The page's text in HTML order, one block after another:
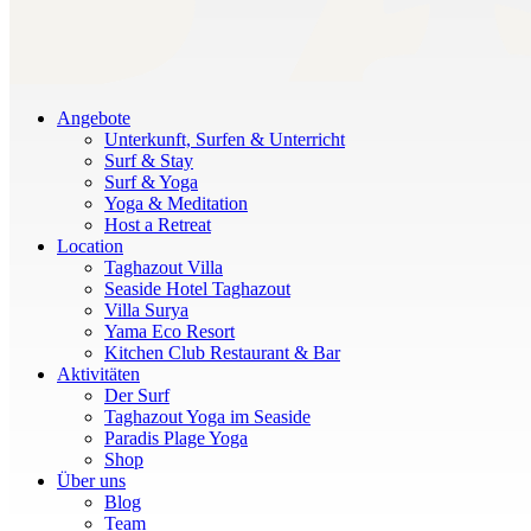
Angebote
Unterkunft, Surfen & Unterricht
Surf & Stay
Surf & Yoga
Yoga & Meditation
Host a Retreat
Location
Taghazout Villa
Seaside Hotel Taghazout
Villa Surya
Yama Eco Resort
Kitchen Club Restaurant & Bar
Aktivitäten
Der Surf
Taghazout Yoga im Seaside
Paradis Plage Yoga
Shop
Über uns
Blog
Team